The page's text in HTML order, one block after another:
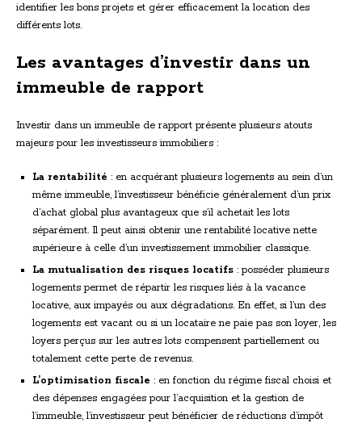
identifier les bons projets et gérer efficacement la location des
différents lots.
Les avantages d’investir dans un
immeuble de rapport
Investir dans un immeuble de rapport présente plusieurs atouts
majeurs pour les investisseurs immobiliers :
La rentabilité : en acquérant plusieurs logements au sein d’un
même immeuble, l’investisseur bénéficie généralement d’un prix
d’achat global plus avantageux que s’il achetait les lots
séparément. Il peut ainsi obtenir une rentabilité locative nette
supérieure à celle d’un investissement immobilier classique.
La mutualisation des risques locatifs : posséder plusieurs
logements permet de répartir les risques liés à la vacance
locative, aux impayés ou aux dégradations. En effet, si l’un des
logements est vacant ou si un locataire ne paie pas son loyer, les
loyers perçus sur les autres lots compensent partiellement ou
totalement cette perte de revenus.
L’optimisation fiscale : en fonction du régime fiscal choisi et
des dépenses engagées pour l’acquisition et la gestion de
l’immeuble, l’investisseur peut bénéficier de réductions d’impôt